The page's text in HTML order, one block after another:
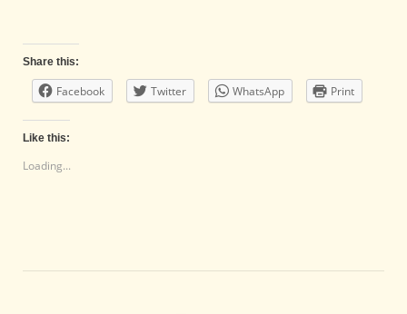
Share this:
Facebook Twitter WhatsApp Print
Like this:
Loading...